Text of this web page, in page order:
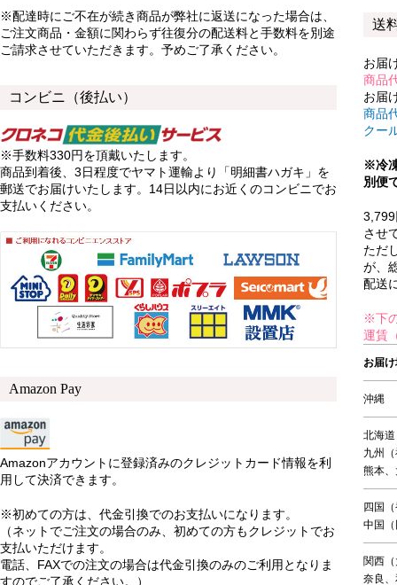
※配達時にご不在が続き商品が弊社に返送になった場合は、
ご注文商品・金額に関わらず往復分の配送料と手数料を別途
ご請求させていただきます。予めご了承ください。
コンビニ（後払い）
※手数料330円を頂戴いたします。
商品到着後、3日程度でヤマト運輸より「明細書ハガキ」を
郵送でお届けいたします。14日以内にお近くのコンビニでお
支払いください。
Amazon Pay
Amazonアカウントに登録済みのクレジットカード情報を利
用して決済できます。
※初めての方は、代金引換でのお支払いになります。
（ネットでご注文の場合のみ、初めての方もクレジットでお
支払いただけます。
電話、FAXでの注文の場合は代金引換のみのご利用となりま
すのでご了承ください。）
送
お届
商品
お届
商品
クー
※冷
別便
させ
ただ
が、
配送
※下
運賃
お届
沖縄
北海道
九州
熊本
四国
中国
関西
奈良